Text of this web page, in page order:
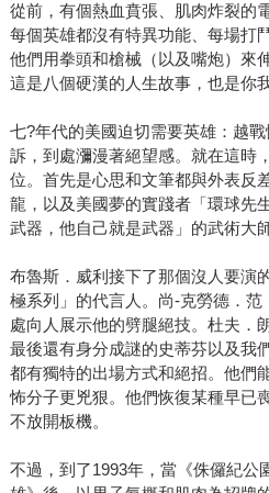
從前，有個熱血賁張、肌肉炸裂的
每個英雄都沒有特異功能、每場打
他們用拳頭和槍械（以及嘴炮）來
這是八個硬漢的人生故事，也是你
七?年代的美國迫切需要英雄：越
訴，到處瀰漫著絕望感。就在這時
位。首先是心思和文筆都與外表反
龍，以及美國夢的實踐者「環球先
武器，他自己就是武器」的武術大
布魯斯．威利接下了那個沒人要演
極系列」的代言人。尚-克勞德．范
處向人展示他的劈腿絕技。杜夫．
最後還有身分成謎的史蒂芬以及我
都有獨特的出場方式和絕招。他們
怖分子更兇狠。他們恢復某種早已
不放開板機。
不過，到了1993年，當《侏儸紀公